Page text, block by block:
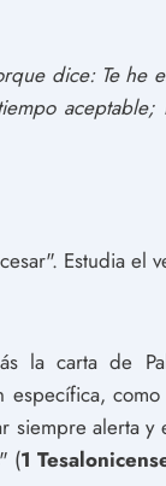
dice: Te he
Estudia el
la carta de
alerta
(1